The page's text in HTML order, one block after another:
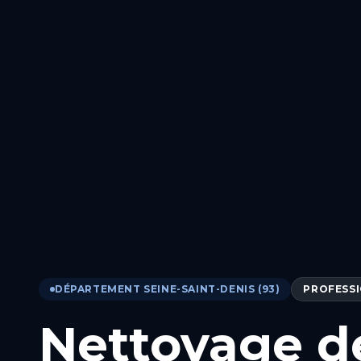
DÉPARTEMENT SEINE-SAINT-DENIS (93)
Nettoyage